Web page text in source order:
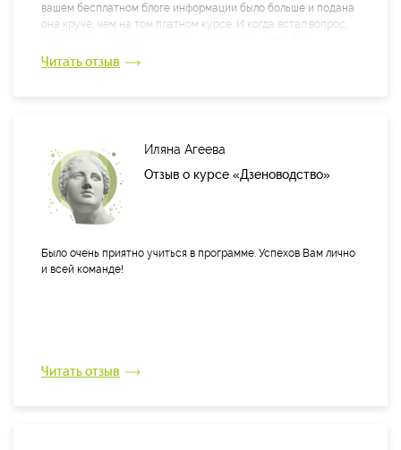
вашем бесплатном блоге информации было больше и подана
она круче, чем на том платном курсе. И когда встал вопрос,
очевиден для меня.
Читать отзыв
Иляна Агеева
Отзыв о курсе «Дзеноводство»
Было очень приятно учиться в программе. Успехов Вам лично
и всей команде!
Читать отзыв